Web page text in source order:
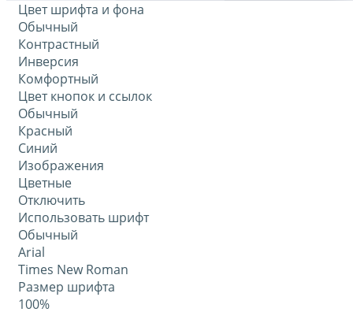
Цвет шрифта и фона
Обычный
Контрастный
Инверсия
Комфортный
Цвет кнопок и ссылок
Обычный
Красный
Синий
Изображения
Цветные
Отключить
Использовать шрифт
Обычный
Arial
Times New Roman
Размер шрифта
100%